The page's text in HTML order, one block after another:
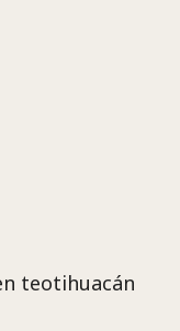
teotihuacán